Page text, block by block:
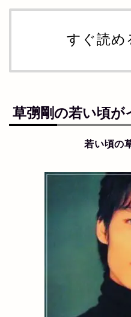
すぐ読め
草彅剛の若い頃が
若い頃の